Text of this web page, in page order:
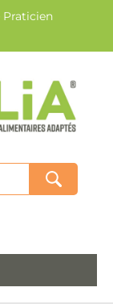
Praticien